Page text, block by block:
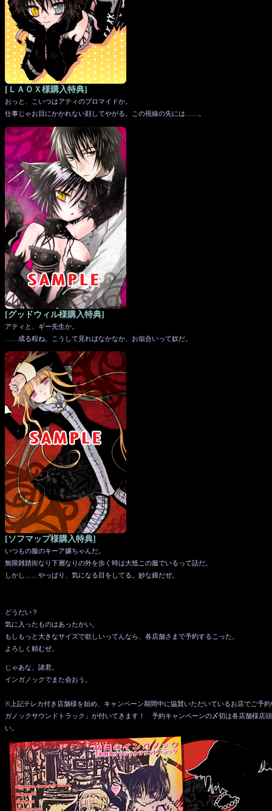
[ＬＡＯＸ様購入特典]
おっと、こいつはアティのブロマイドか。
仕事じゃお目にかかれない顔してやがる。この視線の先には……。
[グッドウィル様購入特典]
アティと、ギー先生か。
……成る程ね。こうして見ればなかなか、お似合いって奴だ。
[ソフマップ様購入特典]
いつもの服のキーア嬢ちゃんだ。
無限雑踏街なり下層なりの外を歩く時は大抵この服でいるって話だ。
しかし……やっぱり、気になる目をしてる。妙な娘だぜ。
どうだい？
気に入ったものはあったかい。
もしもっと大きなサイズで欲しいってんなら、各店舗さまで予約するこった。
よろしく頼むぜ。
じゃあな、諸君。
インガノックでまた会おう。
※上記テレカ付き店舗様を始め、キャンペーン期間中に協賛いただいているお店でご予
ガノックサウンドトラック」が付いてきます！ 予約キャンペーンの〆切は各店舗様店
い。